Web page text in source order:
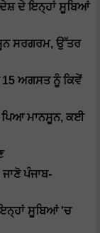
ਦੇਸ਼ ਦੇ ਇਨ੍ਹਾਂ ਸੂਬਿਆਂ
ਸਰਗਰਮ, ਉੱਤਰ
15 ਅਗਸਤ ਨੂੰ ਕਿਵੇਂ
ਪਿਆ ਮਾਨਸੂਨ, ਕਈ
ਪੰਜਾਬ-
ਸੂਬਿਆਂ 'ਚ